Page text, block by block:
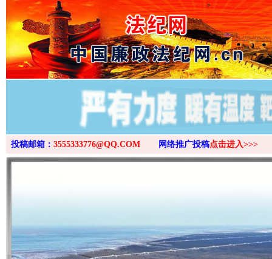
>
投稿邮箱： 3555333776@QQ.COM 网络推广投稿点击进入>>>